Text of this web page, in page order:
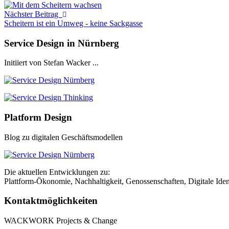
Nächster Beitrag
Scheitern ist ein Umweg - keine Sackgasse
Service Design in Nürnberg
Initiiert von Stefan Wacker ...
Platform Design
Blog zu digitalen Geschäftsmodellen
Die aktuellen Entwicklungen zu:
Plattform-Ökonomie, Nachhaltigkeit, Genossenschaften, Digitale
Kontaktmöglichkeiten
WACKWORK Projects & Change